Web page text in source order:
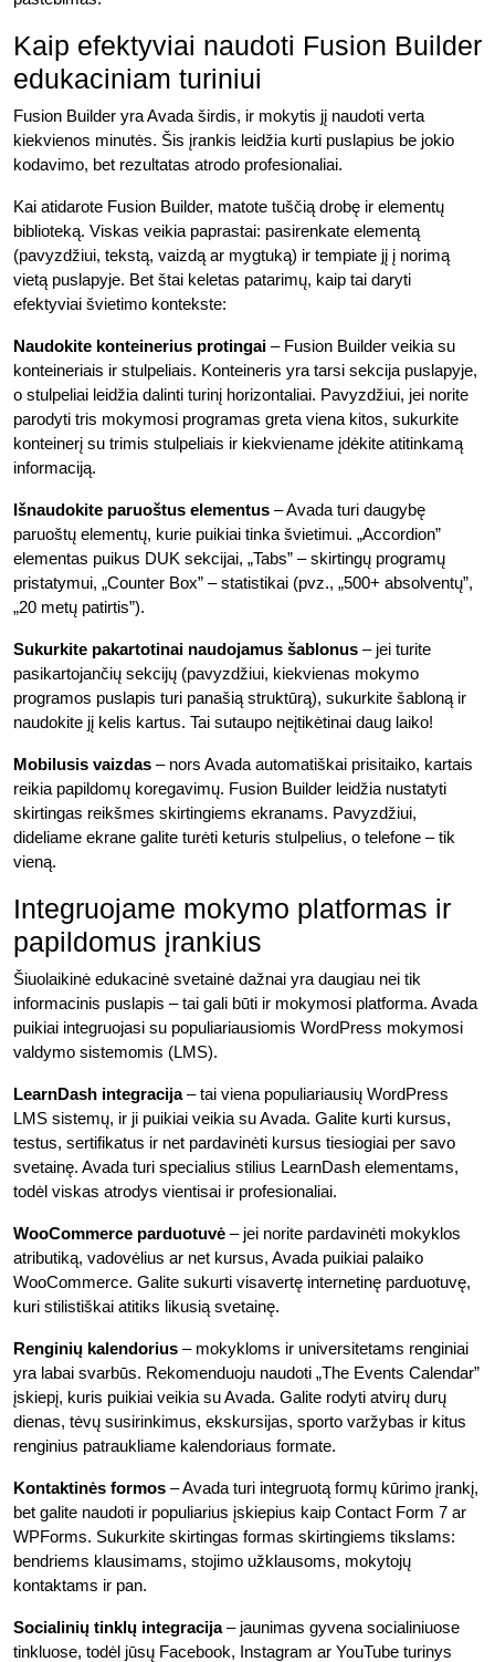
Kaip efektyviai naudoti Fusion Builder
edukaciniam turiniui
Fusion Builder yra Avada širdis, ir mokytis jį naudoti verta
kiekvienos minutės. Šis įrankis leidžia kurti puslapius be jokio
kodavimo, bet rezultatas atrodo profesionaliai.
Kai atidarote Fusion Builder, matote tuščią drobę ir elementų
biblioteką. Viskas veikia paprastai: pasirenkate elementą
(pavyzdžiui, tekstą, vaizdą ar mygtuką) ir tempiate jį į norimą
vietą puslapyje. Bet štai keletas patarimų, kaip tai daryti
efektyviai švietimo kontekste:
Naudokite konteinerius protingai – Fusion Builder veikia su
konteineriais ir stulpeliais. Konteineris yra tarsi sekcija puslapyje,
o stulpeliai leidžia dalinti turinį horizontaliai. Pavyzdžiui, jei norite
parodyti tris mokymosi programas greta viena kitos, sukurkite
konteinerį su trimis stulpeliais ir kiekviename įdėkite atitinkamą
informaciją.
Išnaudokite paruoštus elementus – Avada turi daugybę
paruoštų elementų, kurie puikiai tinka švietimui. „Accordion”
elementas puikus DUK sekcijai, „Tabs” – skirtingų programų
pristatymui, „Counter Box” – statistikai (pvz., „500+ absolventų”,
„20 metų patirtis”).
Sukurkite pakartotinai naudojamus šablonus – jei turite
pasikartojančių sekcijų (pavyzdžiui, kiekvienas mokymo
programos puslapis turi panašią struktūrą), sukurkite šabloną ir
naudokite jį kelis kartus. Tai sutaupo neįtikėtinai daug laiko!
Mobilusis vaizdas – nors Avada automatiškai prisitaiko, kartais
reikia papildomų koregavimų. Fusion Builder leidžia nustatyti
skirtingas reikšmes skirtingiems ekranams. Pavyzdžiui,
dideliame ekrane galite turėti keturis stulpelius, o telefone – tik
vieną.
Integruojame mokymo platformas ir
papildomus įrankius
Šiuolaikinė edukacinė svetainė dažnai yra daugiau nei tik
informacinis puslapis – tai gali būti ir mokymosi platforma. Avada
puikiai integruojasi su populiariausiomis WordPress mokymosi
valdymo sistemomis (LMS).
LearnDash integracija– tai viena populiariausių WordPress
LMS sistemų, ir ji puikiai veikia su Avada. Galite kurti kursus,
testus, sertifikatus ir net pardavinėti kursus tiesiogiai per savo
svetainę. Avada turi specialius stilius LearnDash elementams,
todėl viskas atrodys vientisai ir profesionaliai.
WooCommerce parduotuvė – jei norite pardavinėti mokyklos
atributiką, vadovėlius ar net kursus, Avada puikiai palaiko
WooCommerce. Galite sukurti visavertę internetinę parduotuvę,
kuri stilistiškai atitiks likusią svetainę.
Renginių kalendorius – mokykloms ir universitetams renginiai
yra labai svarbūs. Rekomenduoju naudoti „The Events Calendar”
įskiepį, kuris puikiai veikia su Avada. Galite rodyti atvirų durų
dienas, tėvų susirinkimus, ekskursijas, sporto varžybas ir kitus
renginius patraukliame kalendoriaus formate.
Kontaktinės formos – Avada turi integruotą formų kūrimo įrankį,
bet galite naudoti ir populiarius įskiepius kaip Contact Form 7 ar
WPForms. Sukurkite skirtingas formas skirtingiems tikslams:
bendriems klausimams, stojimo užklausoms, mokytojų
kontaktams ir pan.
Socialinių tinklų integracija– jaunimas gyvena socialiniuose
tinkluose, todėl jūsų Facebook, Instagram ar YouTube turinys